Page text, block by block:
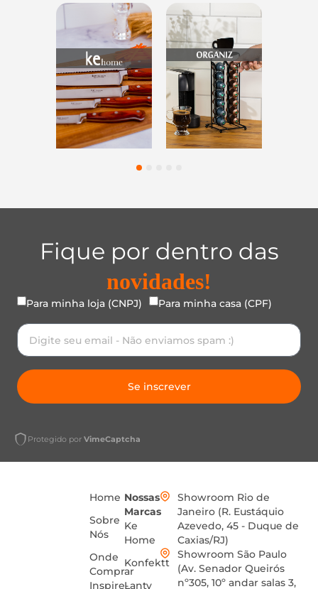
Lar
Casa e
Organização
Utilidades
45
Fique por dentro das
novidades!
Para minha loja (CNPJ) Para minha casa (CPF)
Se inscrever
Protegido por VimeCaptcha
Home
Sobre
Nós
Onde
Comprar
Inspire-
Nossas
Marcas
Ke
Home
Konfektt
Lanty
Showroom Rio de
Janeiro (R. Eustáquio
Azevedo, 45 - Duque de
Caxias/RJ)
Showroom São Paulo
(Av. Senador Queirós
nº305, 10º andar salas 3,